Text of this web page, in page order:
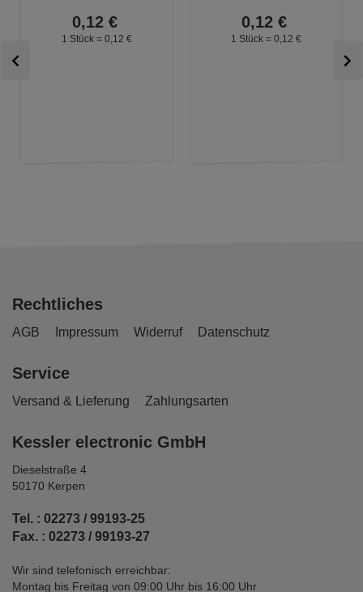
0,12 €
1 Stück = 0, 12 €
0,12 €
1 Stück = 0, 12 €
Rechtliches
AGB Impressum Widerruf Datenschutz
Service
Versand & Lieferung Zahlungsarten
Kessler electronic GmbH
Dieselstraße 4
50170 Kerpen
Tel. : 02273 / 99193-25
Fax. : 02273 / 99193-27
Wir sind telefonisch erreichbar:
Montag bis Freitag von 09:00 Uhr bis 16:00 Uhr